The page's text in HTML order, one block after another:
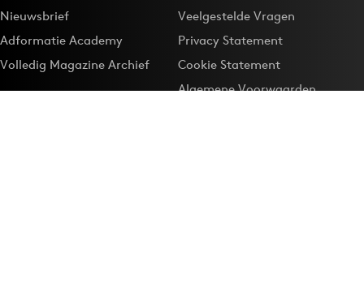
Nieuwsbrief
Adformatie Academy
Volledig Magazine Archief
Veelgestelde Vragen
Privacy Statement
Cookie Statement
Algemene Voorwaarden